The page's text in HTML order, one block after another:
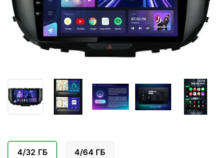
4/32 ГБ 4/64 ГБ